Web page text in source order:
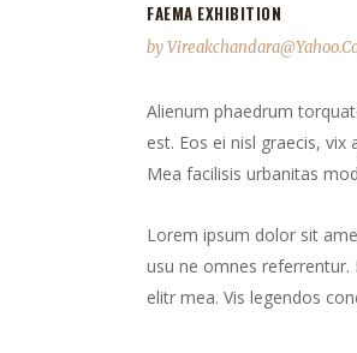
FAEMA EXHIBITION
by
Alienum phaedrum
est. Eos ei nisl graecis,
Mea facilisis urbanitas
Lorem ipsum dolor sit
usu ne omnes referrentur.
elitr mea. Vis legendos